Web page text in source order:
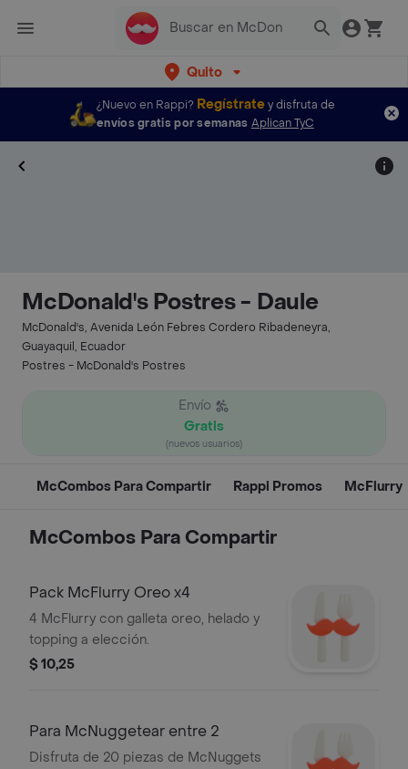
Quito
¿Nuevo en Rappi? Regístratey disfruta de
envíos gratis por semanas Aplican TyC
McDonald's Postres - Daule
McDonald's, Avenida León Febres Cordero Ribadeneyra,
Guayaquil, Ecuador
Postres - McDonald's Postres
Envío
Gratis
(nuevos usuarios)
McCombos Para Compartir Rappi Promos McFlurry
McCombos Para Compartir
Pack McFlurry Oreo x4
4 McFlurry con galleta oreo, helado y
topping a elección.
$ 10,25
Para McNuggetear entre 2
Disfruta de 20 piezas de McNuggets